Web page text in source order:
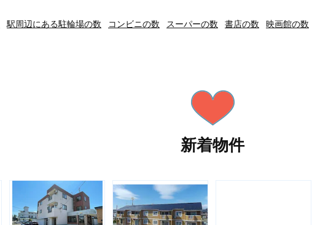
駅周辺にある駐輪場の数 コンビニの数 スーパーの数 書店の数 映画館の数
新着物件